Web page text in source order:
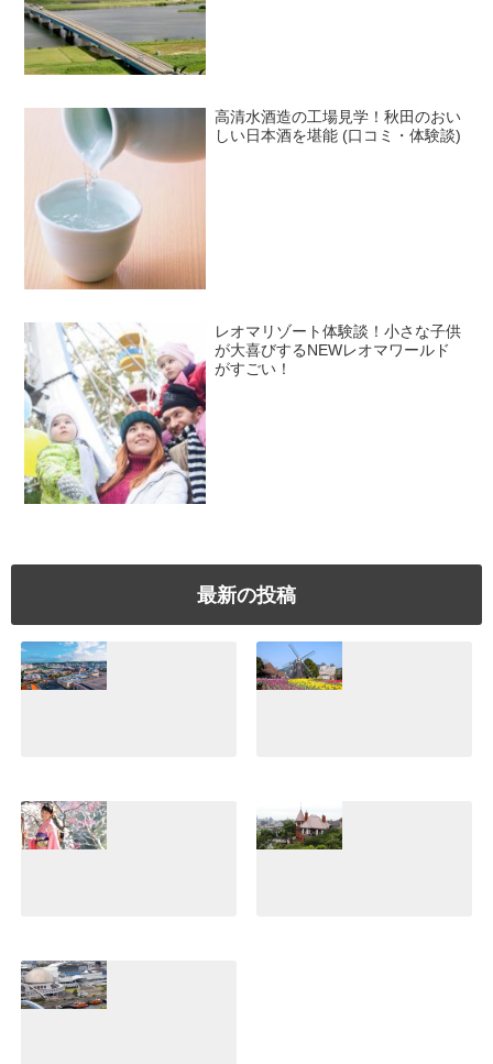
高清水酒造の工場見学！秋田のおい
しい日本酒を堪能 (口コミ・体験談)
レオマリゾート体験談！小さな子供
が大喜びするNEWレオマワールド
がすごい！
最新の投稿
でぜひ行きたいシ
ョッピングスポッ
トはココだ♪
ーマパークの魅
力！誰と行っても
楽しめてすご
き♪レンタルショ
ップとおすすめグ
ルメ紹介